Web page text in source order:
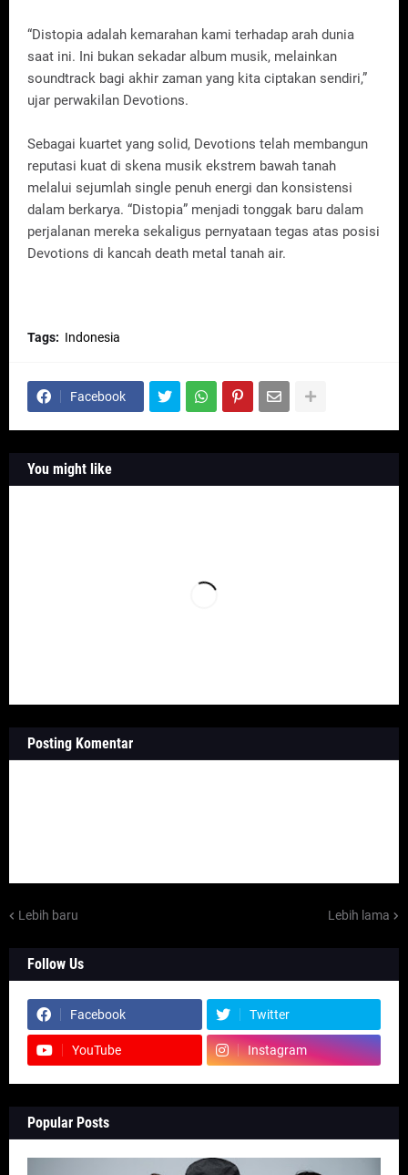
“Distopia adalah kemarahan kami terhadap arah dunia
saat ini. Ini bukan sekadar album musik, melainkan
soundtrack bagi akhir zaman yang kita ciptakan sendiri,”
ujar perwakilan Devotions.
Sebagai kuartet yang solid, Devotions telah membangun
reputasi kuat di skena musik ekstrem bawah tanah
melalui sejumlah single penuh energi dan konsistensi
dalam berkarya. “Distopia” menjadi tonggak baru dalam
perjalanan mereka sekaligus pernyataan tegas atas posisi
Devotions di kancah death metal tanah air.
Tags: Indonesia
Facebook
You might like
Posting Komentar
Lebih baru Lebih lama
Follow Us
Facebook Twitter
YouTube Instagram
Popular Posts